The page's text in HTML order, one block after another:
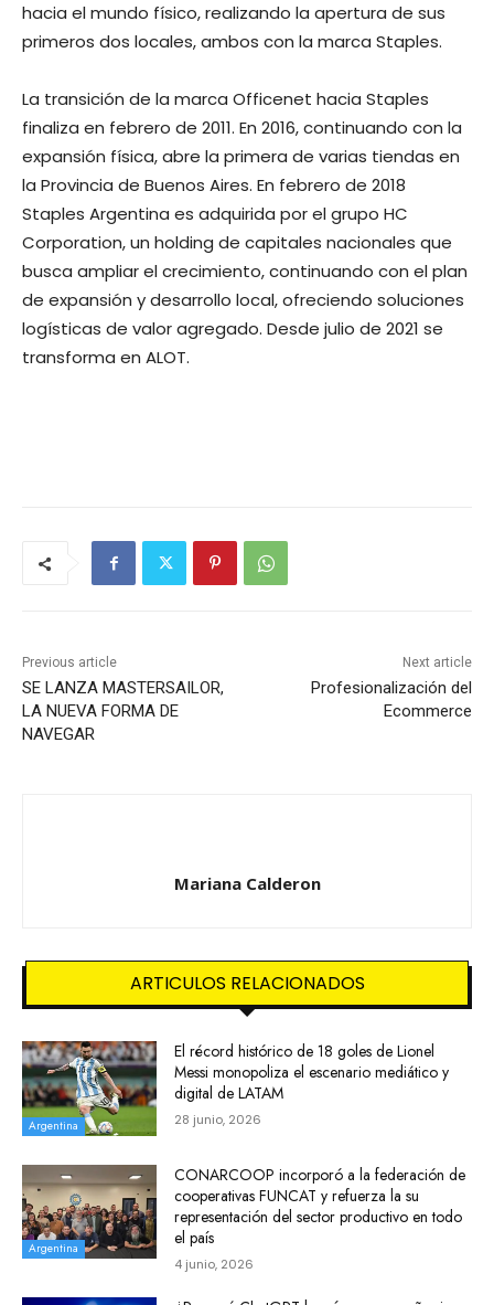
hacia el mundo físico, realizando la apertura de sus
primeros dos locales, ambos con la marca Staples.
La transición de la marca Officenet hacia Staples
finaliza en febrero de 2011. En 2016, continuando con la
expansión física, abre la primera de varias tiendas en
la Provincia de Buenos Aires. En febrero de 2018
Staples Argentina es adquirida por el grupo HC
Corporation, un holding de capitales nacionales que
busca ampliar el crecimiento, continuando con el plan
de expansión y desarrollo local, ofreciendo soluciones
logísticas de valor agregado. Desde julio de 2021 se
transforma en ALOT.
Previous article
SE LANZA MASTERSAILOR,
LA NUEVA FORMA DE
NAVEGAR
Next article
Profesionalización del
Ecommerce
Mariana Calderon
ARTICULOS RELACIONADOS
Argentina
El récord histórico de 18 goles de Lionel
Messi monopoliza el escenario mediático y
digital de LATAM
28 junio, 2026
Argentina
CONARCOOP incorporó a la federación de
cooperativas FUNCAT y refuerza la su
representación del sector productivo en todo
el país
4 junio, 2026